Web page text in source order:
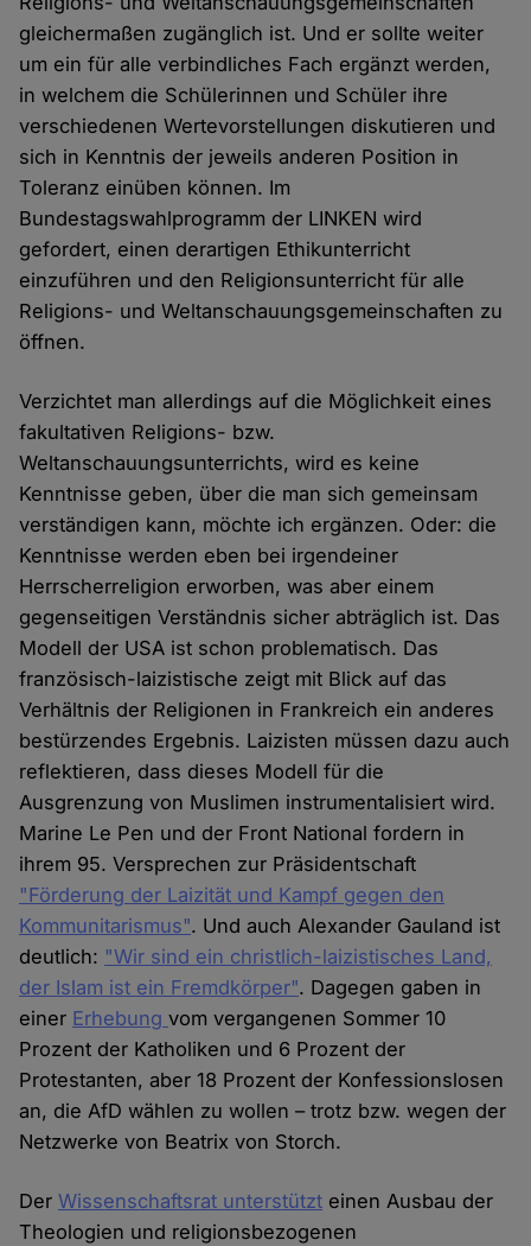
gleichermaßen zugänglich ist. Und er sollte weiter
um ein für alle verbindliches Fach ergänzt werden,
in welchem die Schülerinnen und Schüler ihre
verschiedenen Wertevorstellungen diskutieren und
sich in Kenntnis der jeweils anderen Position in
Toleranz einüben können. Im
Bundestagswahlprogramm der LINKEN wird
gefordert, einen derartigen Ethikunterricht
einzuführen und den Religionsunterricht für alle
Religions- und Weltanschauungsgemeinschaften zu
öffnen.
Verzichtet man allerdings auf die Möglichkeit eines
fakultativen Religions- bzw.
Weltanschauungsunterrichts, wird es keine
Kenntnisse geben, über die man sich gemeinsam
verständigen kann, möchte ich ergänzen. Oder: die
Kenntnisse werden eben bei irgendeiner
Herrscherreligion erworben, was aber einem
gegenseitigen Verständnis sicher abträglich ist. Das
Modell der USA ist schon problematisch. Das
französisch-laizistische zeigt mit Blick auf das
Verhältnis der Religionen in Frankreich ein anderes
bestürzendes Ergebnis. Laizisten müssen dazu auch
reflektieren, dass dieses Modell für die
Ausgrenzung von Muslimen instrumentalisiert wird.
Marine Le Pen und der Front National fordern in
ihrem 95. Versprechen zur Präsidentschaft
"Förderung der Laizität und Kampf gegen den
Kommunitarismus". Und auch Alexander Gauland ist
deutlich: "Wir sind ein christlich-laizistisches Land,
der Islam ist ein Fremdkörper". Dagegen gaben in
einer Erhebungvom vergangenen Sommer 10
Prozent der Katholiken und 6 Prozent der
Protestanten, aber 18 Prozent der Konfessionslosen
an, die AfD wählen zu wollen – trotz bzw. wegen der
Netzwerke von Beatrix von Storch.
DerWissenschaftsrat unterstützt einen Ausbau der
Theologien und religionsbezogenen